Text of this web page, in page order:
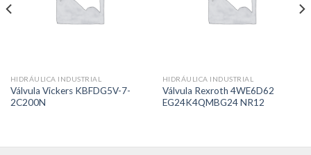
HIDRÁULICA INDUSTRIAL
Válvula Vickers KBFDG5V-7-
2C200N
HIDRÁULICA INDUSTRIAL
Válvula Rexroth 4WE6D62
EG24K4QMBG24 NR12